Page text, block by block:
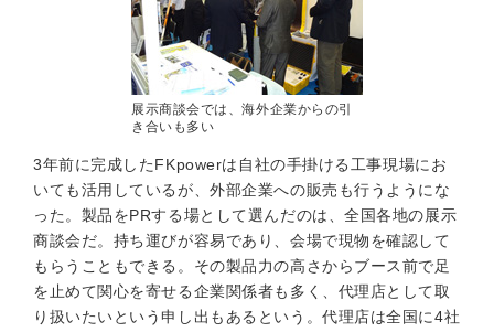
展示商談会では、海外企業からの引
き合いも多い
3年前に完成したFKpowerは自社の手掛ける工事現場にお
いても活用しているが、外部企業への販売も行うようにな
った。製品をPRする場として選んだのは、全国各地の展示
商談会だ。持ち運びが容易であり、会場で現物を確認して
もらうこともできる。その製品力の高さからブース前で足
を止めて関心を寄せる企業関係者も多く、代理店として取
り扱いたいという申し出もあるという。代理店は全国に4社